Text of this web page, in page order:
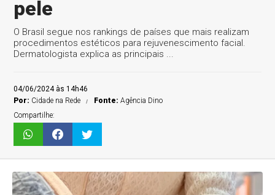
pele
O Brasil segue nos rankings de países que mais realizam
procedimentos estéticos para rejuvenescimento facial.
Dermatologista explica as principais ...
04/06/2024 às 14h46
Por: Cidade na Rede Fonte:Agência Dino
Compartilhe: